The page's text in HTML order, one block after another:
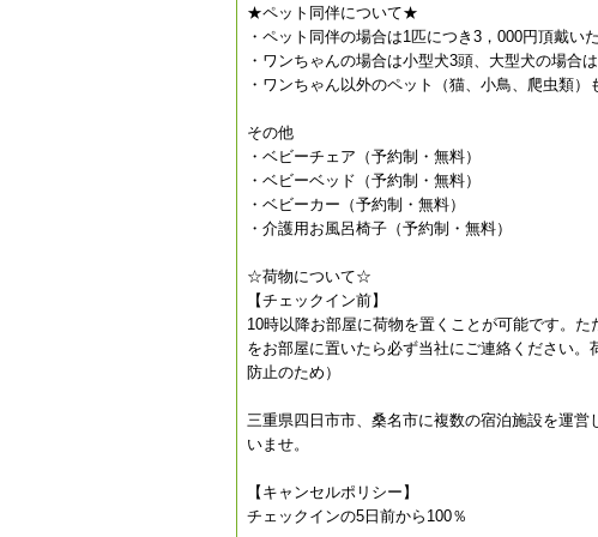
★ペット同伴について★
・ペット同伴の場合は1匹につき3，000円頂戴い
・ワンちゃんの場合は小型犬3頭、大型犬の場合
・ワンちゃん以外のペット（猫、小鳥、爬虫類）
その他
・ベビーチェア（予約制・無料）
・ベビーベッド（予約制・無料）
・ベビーカー（予約制・無料）
・介護用お風呂椅子（予約制・無料）
☆荷物について☆
【チェックイン前】
10時以降お部屋に荷物を置くことが可能です。
をお部屋に置いたら必ず当社にご連絡ください
防止のため）
三重県四日市市、桑名市に複数の宿泊施設を運
いませ。
【キャンセルポリシー】
チェックインの5日前から100％